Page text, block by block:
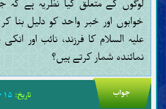
خوابوں اور خبر واحد کو دلیل بنا
علیہ السلام کا فرزند، نائب اور
نمائندہ شمار کرتے ہیں؟
جواب تاریخ: ۳/